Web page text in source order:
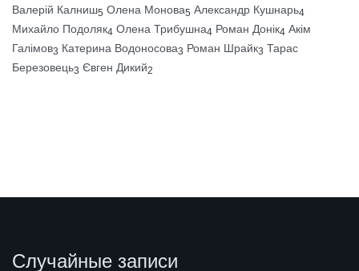
Валерій Калниш5 Олена Монова5 Александр Кушнарь4
Михайло Подоляк4 Олена Трибушна4 Роман Донік4 Акім
Галімов3 Катерина Водоносова3 Роман Шрайк3 Тарас
Березовець3 Євген Дикий2
Случайные записи